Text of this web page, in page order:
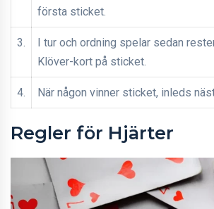
första sticket.
3.
I tur och ordning spelar sedan
Klöver-kort på sticket.
4. När någon vinner sticket, inleds
Regler för Hjärter